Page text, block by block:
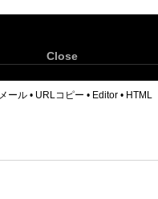
Close
メール • URLコピー • Editor • HTML